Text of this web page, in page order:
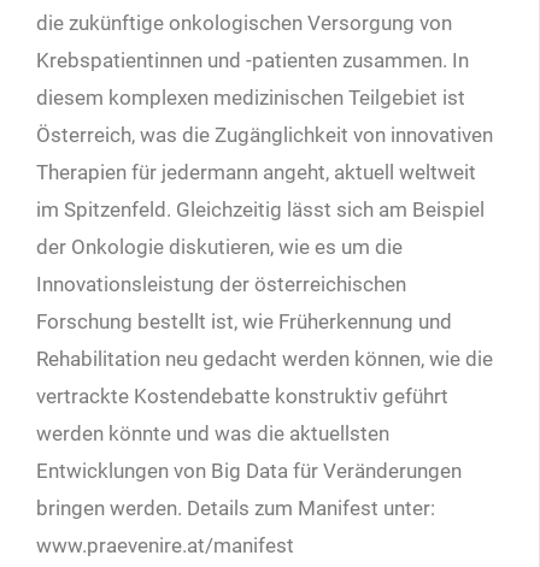
die zukünftige onkologischen Versorgung von
Krebspatientinnen und -patienten zusammen. In
diesem komplexen medizinischen Teilgebiet ist
Österreich, was die Zugänglichkeit von innovativen
Therapien für jedermann angeht, aktuell weltweit
im Spitzenfeld. Gleichzeitig lässt sich am Beispiel
der Onkologie diskutieren, wie es um die
Innovationsleistung der österreichischen
Forschung bestellt ist, wie Früherkennung und
Rehabilitation neu gedacht werden können, wie die
vertrackte Kostendebatte konstruktiv geführt
werden könnte und was die aktuellsten
Entwicklungen von Big Data für Veränderungen
bringen werden. Details zum Manifest unter:
www.praevenire.at/manifest